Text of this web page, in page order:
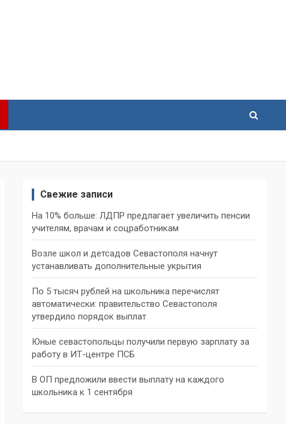
Свежие записи
На 10% больше: ЛДПР предлагает увеличить пенсии
учителям, врачам и соцработникам
Возле школ и детсадов Севастополя начнут
устанавливать дополнительные укрытия
По 5 тысяч рублей на школьника перечислят
автоматически: правительство Севастополя
утвердило порядок выплат
Юные севастопольцы получили первую зарплату за
работу в ИТ-центре ПСБ
В ОП предложили ввести выплату на каждого
школьника к 1 сентября